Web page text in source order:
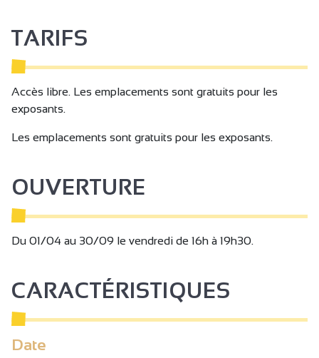
TARIFS
Accès libre. Les emplacements sont gratuits pour les
exposants.
Les emplacements sont gratuits pour les exposants.
OUVERTURE
Du 01/04 au 30/09 le vendredi de 16h à 19h30.
CARACTÉRISTIQUES
Date